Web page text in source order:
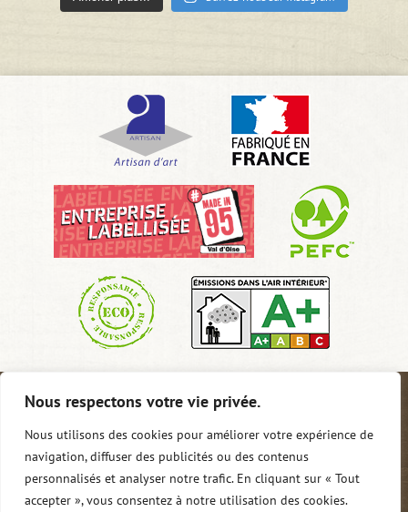
Nous respectons votre vie privée.
Nous utilisons des cookies pour améliorer votre expérience de
navigation, diffuser des publicités ou des contenus
personnalisés et analyser notre trafic. En cliquant sur « Tout
accepter », vous consentez à notre utilisation des cookies.
Qui sommes-nous ?
Conditions générales de vente
Nous contacter
0